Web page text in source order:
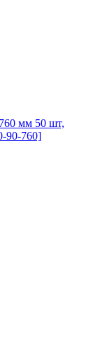
мм 50 шт,
90-760]